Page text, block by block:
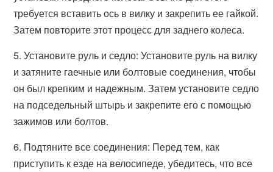
требуется вставить ось в вилку и закрепить ее гайкой.
Затем повторите этот процесс для заднего колеса.
5. Установите руль и седло: Установите руль на вилку
и затяните гаечные или болтовые соединения, чтобы
он был крепким и надежным. Затем установите седло
на подседельный штырь и закрепите его с помощью
зажимов или болтов.
6. Подтяните все соединения: Перед тем, как
приступить к езде на велосипеде, убедитесь, что все